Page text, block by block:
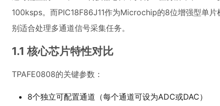
100ksps。而PIC18F86J11作为Microchip的8位增强型单
别适合处理多通道信号采集任务。
1.1 核心芯片特性对比
TPAFE0808的关键参数：
8个独立可配置通道（每个通道可设为ADC或DAC）